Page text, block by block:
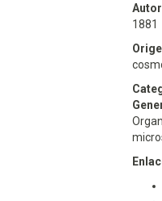
1881